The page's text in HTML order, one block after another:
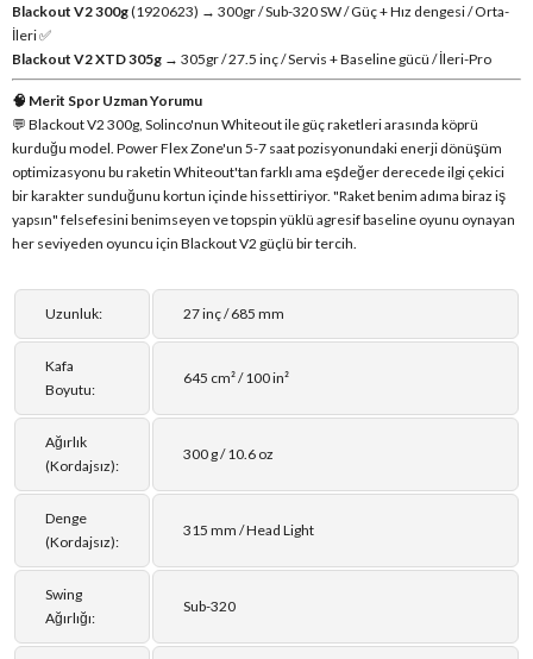
Blackout V2 300g(1920623) → 300gr / Sub-320 SW / Güç + Hız dengesi / Orta-
İleri ✅
Blackout V2 XTD 305g → 305gr / 27.5 inç / Servis + Baseline gücü / İleri-Pro
🧠 Merit Spor Uzman Yorumu
💬 Blackout V2 300g, Solinco'nun Whiteout ile güç raketleri arasında köprü
kurduğu model. Power Flex Zone'un 5-7 saat pozisyonundaki enerji dönüşüm
optimizasyonu bu raketin Whiteout'tan farklı ama eşdeğer derecede ilgi çekici
bir karakter sunduğunu kortun içinde hissettiriyor. "Raket benim adıma biraz iş
yapsın" felsefesini benimseyen ve topspin yüklü agresif baseline oyunu oynayan
her seviyeden oyuncu için Blackout V2 güçlü bir tercih.
Uzunluk: 27 inç / 685 mm
Kafa
Boyutu:
645 cm² / 100 in²
Ağırlık
(Kordajsız):
300 g / 10.6 oz
Denge
(Kordajsız):
315 mm / Head Light
Swing
Ağırlığı:
Sub-320